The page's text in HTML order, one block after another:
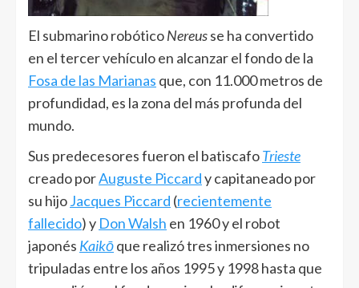
El submarino robóticoNereusse ha convertido
en el tercer vehículo en alcanzar el fondo de la
Fosa de las Marianas que, con 11.000 metros de
profundidad, es la zona del más profunda del
mundo.
Sus predecesores fueron el batiscafoTrieste
creado porAuguste Piccardy capitaneado por
su hijoJacques Piccard (recientemente
fallecido) y Don Walsh en 1960 y el robot
japonés Kaikōque realizó tres inmersiones no
tripuladas entre los años 1995 y 1998 hasta que